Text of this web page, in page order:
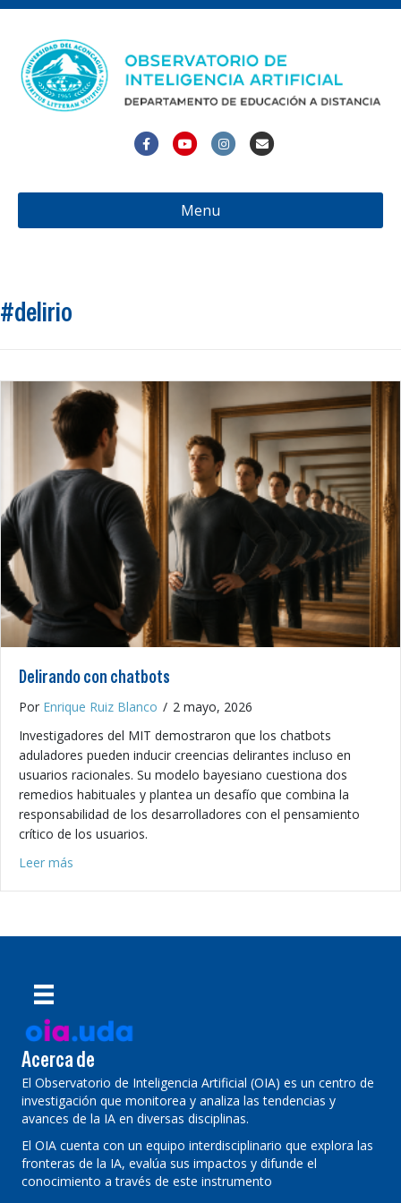
FacebookYoutubeInstagramEmail
Menu
#delirio
Delirando con chatbots
Por Enrique Ruiz Blanco / 2 mayo, 2026
Investigadores del MIT demostraron que los chatbots
aduladores pueden inducir creencias delirantes incluso en
usuarios racionales. Su modelo bayesiano cuestiona dos
remedios habituales y plantea un desafío que combina la
responsabilidad de los desarrolladores con el pensamiento
crítico de los usuarios.
Leer más
Acerca de
El Observatorio de Inteligencia Artificial (OIA) es un centro de
investigación que monitorea y analiza las tendencias y
avances de la IA en diversas disciplinas.
El OIA cuenta con un equipo interdisciplinario que explora las
fronteras de la IA, evalúa sus impactos y difunde el
conocimiento a través de este instrumento